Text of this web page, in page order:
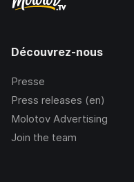
Découvrez-nous
Presse
Press releases (en)
Molotov Advertising
Join the team